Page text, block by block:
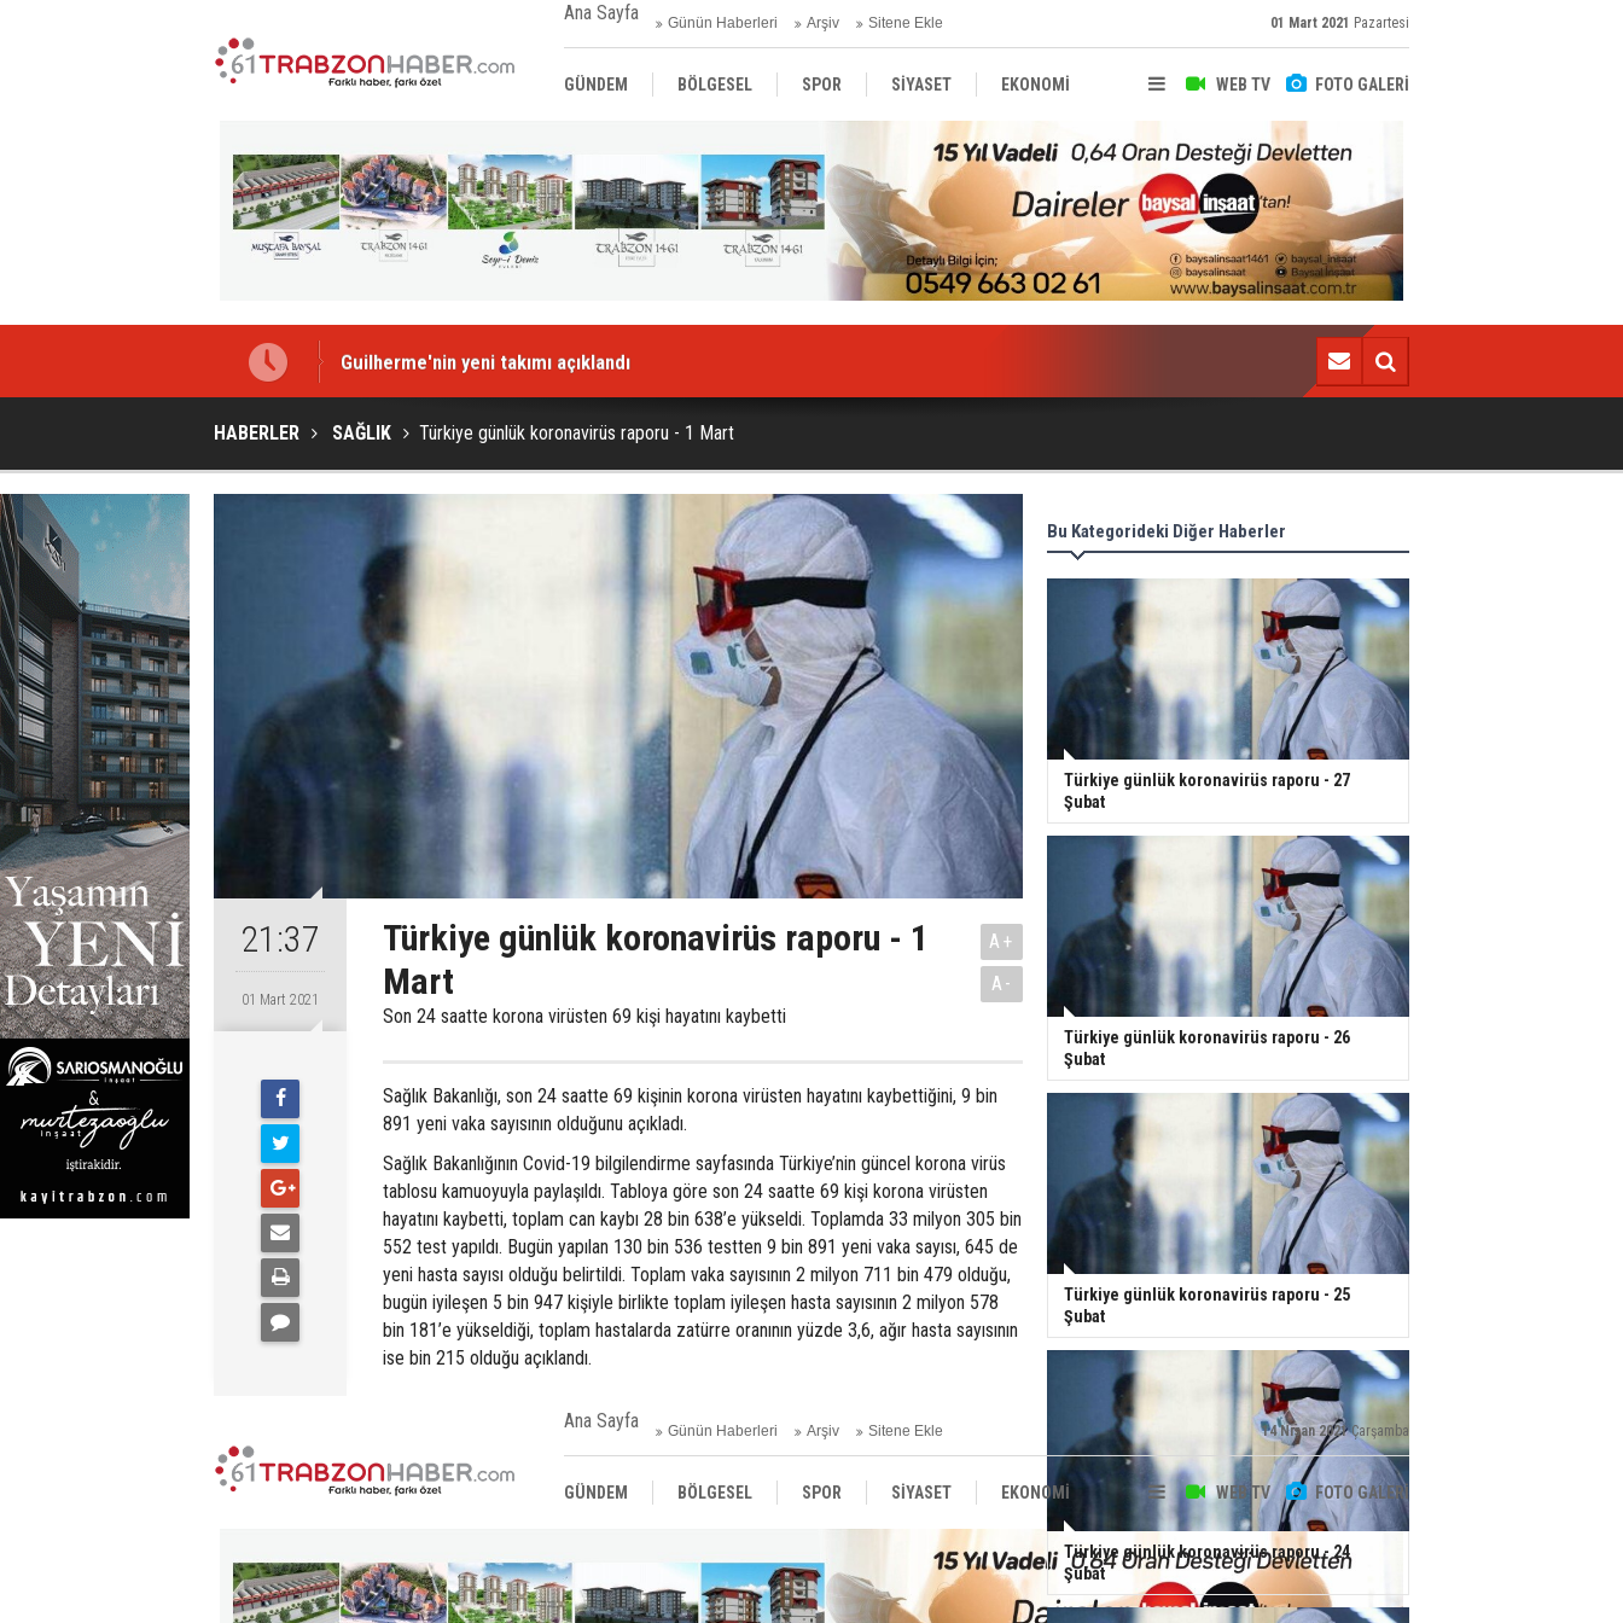
Ana Sayfa Günün Haberleri Arşiv Sitene Ekle 01 Mart 2021 Pazartesi
WEB TV FOTO GALERİ
GÜNDEM BÖLGESEL SPOR SİYASET EKONOMİ
SAĞLIK MAGAZİN BİLİM - TEKNOLOJİ
Guilherme'nin yeni takımı açıklandı D. Karadeniz illerinde yeni karantinalar!
HABERLER SAĞLIK Türkiye günlük koronavirüs raporu - 1 Mart
21:37
01 Mart 2021
Türkiye günlük koronavirüs raporu - 1
Mart
Son 24 saatte korona virüsten 69 kişi hayatını kaybetti
A+
A-
Sağlık Bakanlığı, son 24 saatte 69 kişinin korona virüsten hayatını kaybettiğini, 9 bin
891 yeni vaka sayısının olduğunu açıkladı.
Sağlık Bakanlığının Covid-19 bilgilendirme sayfasında Türkiye’nin güncel korona virüs
tablosu kamuoyuyla paylaşıldı. Tabloya göre son 24 saatte 69 kişi korona virüsten
hayatını kaybetti, toplam can kaybı 28 bin 638’e yükseldi. Toplamda 33 milyon 305 bin
552 test yapıldı. Bugün yapılan 130 bin 536 testten 9 bin 891 yeni vaka sayısı, 645 de
yeni hasta sayısı olduğu belirtildi. Toplam vaka sayısının 2 milyon 711 bin 479 olduğu,
bugün iyileşen 5 bin 947 kişiyle birlikte toplam iyileşen hasta sayısının 2 milyon 578
bin 181’e yükseldiği, toplam hastalarda zatürre oranının yüzde 3,6, ağır hasta sayısının
ise bin 215 olduğu açıklandı.
Ana Sayfa Günün Haberleri Arşiv Sitene Ekle 14 Nisan 2021Çarşamba
WEB TV FOTO GALERİ
GÜNDEM BÖLGESEL SPOR SİYASET EKONOMİ
SAĞLIK MAGAZİN BİLİM - TEKNOLOJİ
Bu Kategorideki Diğer Haberler
Türkiye günlük koronavirüs raporu - 27
Şubat
Türkiye günlük koronavirüs raporu - 26
Şubat
Türkiye günlük koronavirüs raporu - 25
Şubat
Türkiye günlük koronavirüs raporu - 24
Şubat